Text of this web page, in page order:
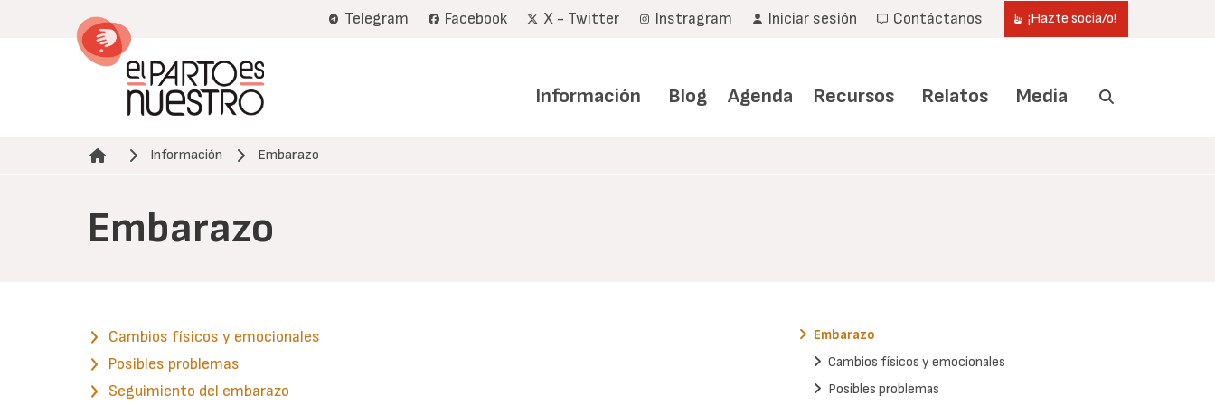
Telegram Facebook X - Twitter Instragram Iniciar sesión Contáctanos ¡Hazte socia/o!
Información Blog Agenda Recursos Relatos Media
Ruta de navegación
Información Embarazo
Embarazo
Cambios físicos y emocionales
Posibles problemas
Seguimiento del embarazo
Embarazo
Cambios físicos y emocionales
Posibles problemas